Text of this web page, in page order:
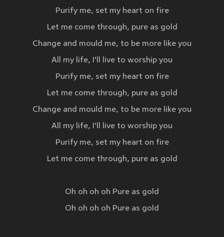
Purify me, set my heart on fire
Let me come through, pure as gold
Change and mould me, to be more like you
All my life, I'll live to worship you
Purify me, set my heart on fire
Let me come through, pure as gold
Change and mould me, to be more like you
All my life, I'll live to worship you
Purify me, set my heart on fire
Let me come through, pure as gold
Oh oh oh oh Pure as gold
Oh oh oh oh Pure as gold